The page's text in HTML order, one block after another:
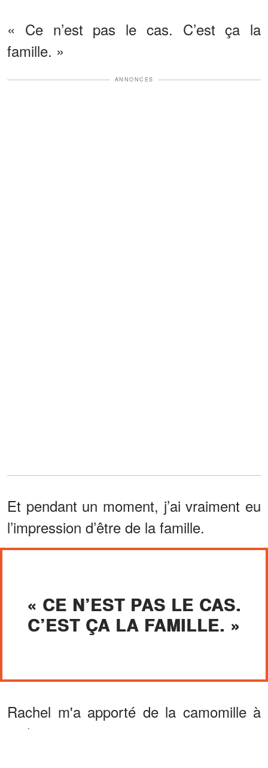
« Ce n’est pas le cas. C’est ça la
famille. »
ANNONCES
Et pendant un moment, j’ai vraiment eu
l’impression d’être de la famille.
« CE N’EST PAS LE CAS.
C’EST ÇA LA FAMILLE. »
Rachel m'a apporté de la camomille à
19 heures.